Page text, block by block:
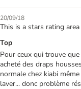
20/09/18
This is a stars rating
Top
Pour ceux qui trouve
acheté des draps
normale chez kiabi
laver... donc problème